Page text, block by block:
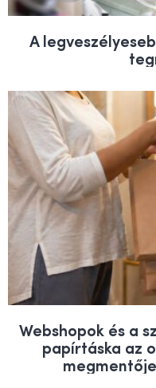
A
Webshopok és a
papírtáska az